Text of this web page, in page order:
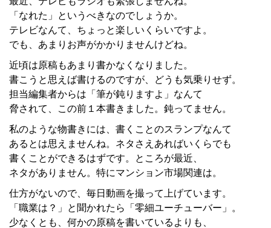
「なれた」というべきなのでしょうか。
テレビなんて、ちょっと楽しいくらいですよ。
でも、あまりお声がかかりませんけどね。
近頃は原稿もあまり書かなくなりました。
書こうと思えば書けるのですが、どうも気乗りせず。
担当編集者からは「筆が鈍りますよ」なんて
脅されて、この前１本書きました。鈍ってません。
私のような物書きには、書くことのスランプなんて
あるとは思えませんね。ネタさえあればいくらでも
書くことができるはずです。ところが最近、
ネタがありません。特にマンション市場関連は。
仕方がないので、毎日動画を撮って上げています。
「職業は？」と聞かれたら「零細ユーチューバー」。
少なくとも、何かの原稿を書いているよりも、